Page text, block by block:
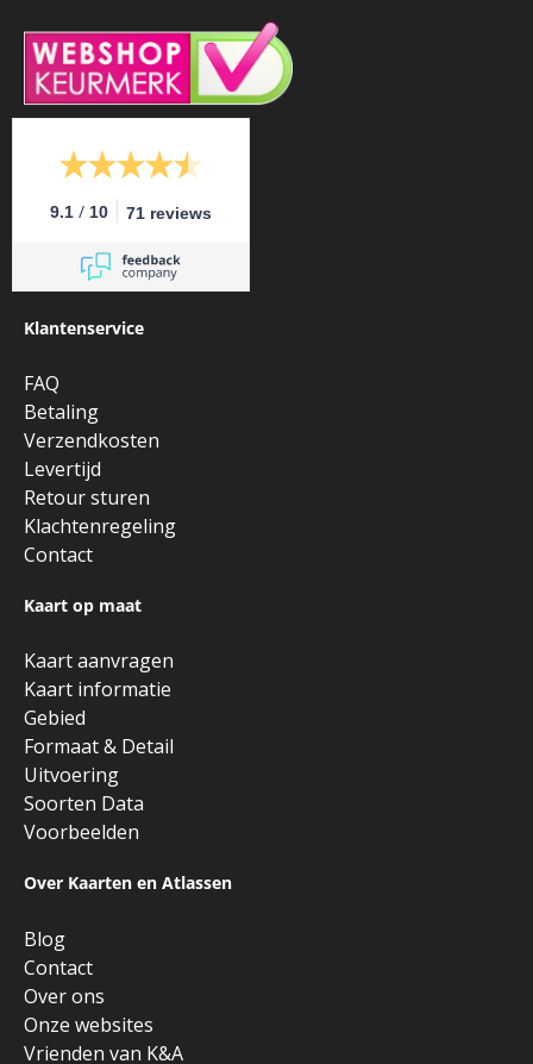
9.1 / 10 71 reviews
Klantenservice
FAQ
Betaling
Verzendkosten
Levertijd
Retour sturen
Klachtenregeling
Contact
Kaart op maat
Kaart aanvragen
Kaart informatie
Gebied
Formaat & Detail
Uitvoering
Soorten Data
Voorbeelden
Over Kaarten en Atlassen
Blog
Contact
Over ons
Onze websites
Vrienden van K&A